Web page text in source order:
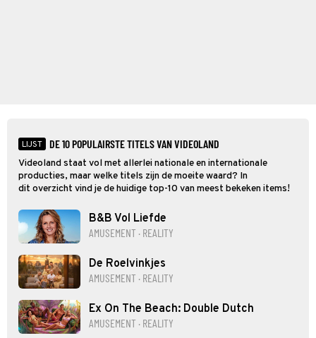
LIJST DE 10 POPULAIRSTE TITELS VAN VIDEOLAND
Videoland staat vol met allerlei nationale en internationale
producties, maar welke titels zijn de moeite waard? In
dit overzicht vind je de huidige top-10 van meest bekeken items!
B&B Vol Liefde
AMUSEMENT · REALITY
De Roelvinkjes
AMUSEMENT · REALITY
Ex On The Beach: Double Dutch
AMUSEMENT · REALITY